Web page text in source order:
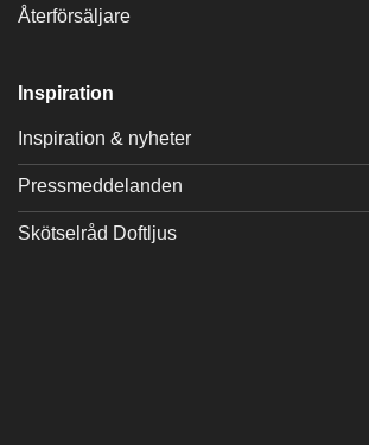
Återförsäljare
Inspiration
Inspiration & nyheter
Pressmeddelanden
Skötselråd Doftljus